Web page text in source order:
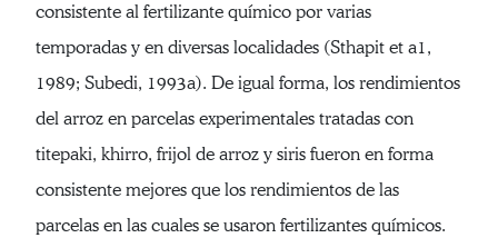
consistente al fertilizante químico por varias
temporadas y en diversas localidades (Sthapit et a1,
1989; Subedi, 1993a). De igual forma, los rendimientos
del arroz en parcelas experimentales tratadas con
titepaki, khirro, frijol de arroz y siris fueron en forma
consistente mejores que los rendimientos de las
parcelas en las cuales se usaron fertilizantes químicos.